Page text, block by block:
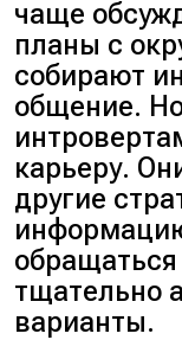
чаще
планы с
собирают
общение.
карьеру.
другие
тщательно
варианты.